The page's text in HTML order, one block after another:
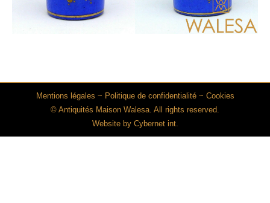
Mentions légales ~ Politique de confidentialité~ Cookies
© Antiquités Maison Walesa. All rights reserved.
Website by Cybernet int.